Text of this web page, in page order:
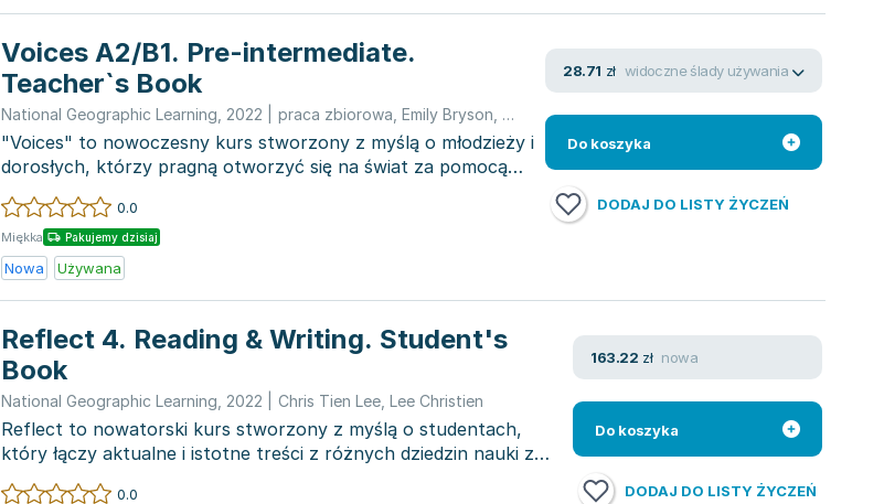
Voices A2/B1. Pre-intermediate.
Teacher`s Book
National Geographic Learning 2022 praca zbiorowa Emily Bryson Chris Tien Lee,Lee Christien
"Voices" to nowoczesny kurs stworzony z myślą o młodzieży i
dorosłych, którzy pragną otworzyć się na świat za pomocą
języka angiel...
0.0
Miękka Pakujemy dzisiaj
Nowa Używana
28.71 zł widoczne ślady używania
Do koszyka
DODAJ DO LISTY ŻYCZEŃ
Reflect 4. Reading & Writing. Student's
Book
National Geographic Learning 2022 Chris Tien Lee Lee Christien
Reflect to nowatorski kurs stworzony z myślą o studentach,
który łączy aktualne i istotne treści z różnych dziedzin nauki z
rozwij...
0.0
163.22 zł nowa
Do koszyka
DODAJ DO LISTY ŻYCZEŃ